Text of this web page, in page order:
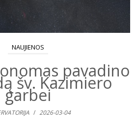
NAUJIENOS
pavadino
šv. Kazimiero
garbei
/ 2026-03-04